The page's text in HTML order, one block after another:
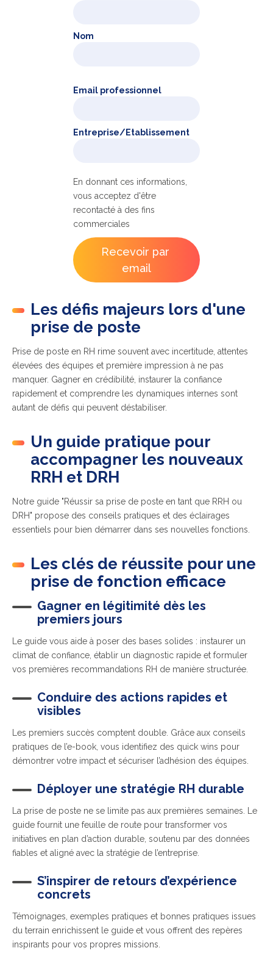
Nom
Email professionnel
Entreprise/Etablissement
En donnant ces informations,
vous acceptez d'être
recontacté à des fins
commerciales
Les défis majeurs lors d'une
prise de poste
Prise de poste en RH rime souvent avec incertitude, attentes
élevées des équipes et première impression à ne pas
manquer. Gagner en crédibilité, instaurer la confiance
rapidement et comprendre les dynamiques internes sont
autant de défis qui peuvent déstabiliser.
Un guide pratique pour
accompagner les nouveaux
RRH et DRH
Notre guide "Réussir sa prise de poste en tant que RRH ou
DRH" propose des conseils pratiques et des éclairages
essentiels pour bien démarrer dans ses nouvelles fonctions.
Les clés de réussite pour une
prise de fonction efficace
Gagner en légitimité dès les
premiers jours
Le guide vous aide à poser des bases solides : instaurer un
climat de confiance, établir un diagnostic rapide et formuler
vos premières recommandations RH de manière structurée.
Conduire des actions rapides et
visibles
Les premiers succès comptent double. Grâce aux conseils
pratiques de l’e-book, vous identifiez des quick wins pour
démontrer votre impact et sécuriser l’adhésion des équipes.
Déployer une stratégie RH durable
La prise de poste ne se limite pas aux premières semaines. Le
guide fournit une feuille de route pour transformer vos
initiatives en plan d’action durable, soutenu par des données
fiables et aligné avec la stratégie de l’entreprise.
S’inspirer de retours d’expérience
concrets
Témoignages, exemples pratiques et bonnes pratiques issues
du terrain enrichissent le guide et vous offrent des repères
inspirants pour vos propres missions.